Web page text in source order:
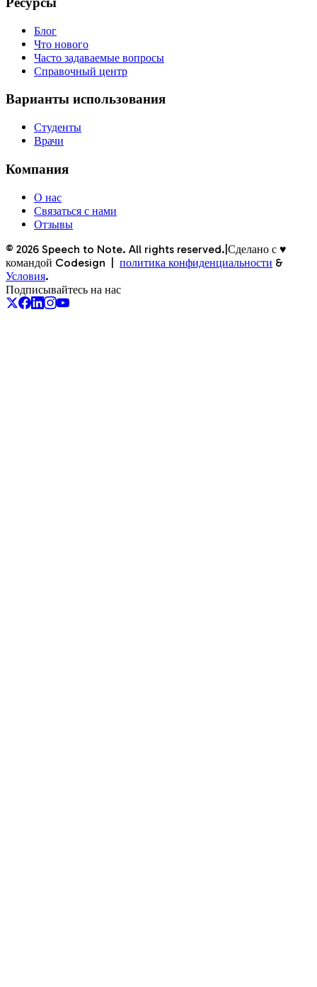
Блог
Что нового
Часто задаваемые вопросы
Справочный центр
Варианты использования
Студенты
Врачи
Компания
О нас
Связаться с нами
Отзывы
© 2026 Speech to Note. All rights reserved. Сделано с ♥
командой Codesign
политика конфиденциальности &
Условия.
Подписывайтесь на нас